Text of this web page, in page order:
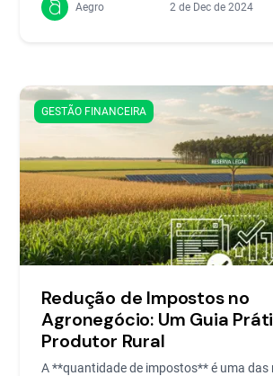
Aegro 2 de Dec de 2024
GESTÃO FINANCEIRA
Redução de Impostos no
Agronegócio: Um Guia
Produtor Rural
A **quantidade de impostos** é uma das